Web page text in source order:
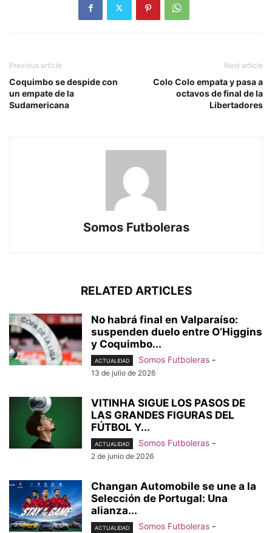
Previous article
Coquimbo se despide con
un empate de la
Sudamericana
Next article
Colo Colo empata y pasa a
octavos de final de la
Libertadores
Somos Futboleras
RELATED ARTICLES
No habrá final en Valparaíso:
suspenden duelo entre O’Higgins
y Coquimbo...
ACTUALIDAD Somos Futboleras -
13 de julio de 2026
VITINHA SIGUE LOS PASOS DE
LAS GRANDES FIGURAS DEL
FÚTBOL Y...
ACTUALIDAD Somos Futboleras -
2 de junio de 2026
Changan Automobile se une a la
Selección de Portugal: Una
alianza...
ACTUALIDAD Somos Futboleras -